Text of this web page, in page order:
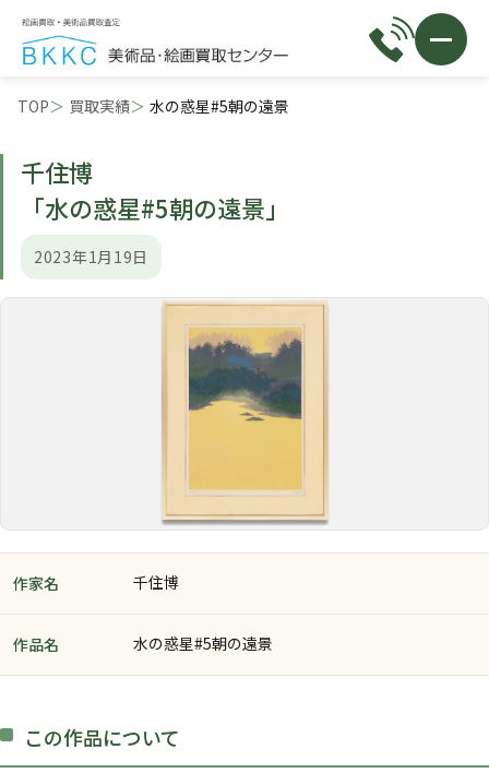
TOP 買取実績 水の惑星#5朝の遠景
千住博
「水の惑星#5朝の遠景」
2023年1月19日
作家名 千住博
作品名 水の惑星#5朝の遠景
この作品について